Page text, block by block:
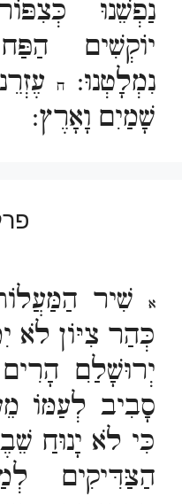
נַפְשֵׁנוּ
יוֹקְשִׁים
נִמְלָטְנוּ:
ח
שָׁמַיִם וָאָרֶץ:
א
שִׁיר
כְּהַר צִיּוֹן לֹא
יְרוּשָׁלִַם
סָבִיב לְעַמּוֹ
כִּי לֹא יָנוּחַ
הַצַּדִּיקִים